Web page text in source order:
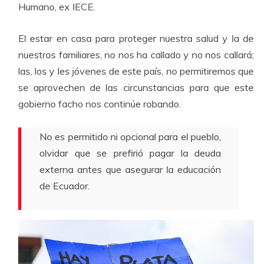
Humano, ex IECE.
El estar en casa para proteger nuestra salud y la de
nuestros familiares, no nos ha callado y no nos callará;
las, los y les jóvenes de este país, no permitiremos que
se aprovechen de las circunstancias para que este
gobierno facho nos continúe robando.
No es permitido ni opcional para el pueblo,
olvidar que se prefirió pagar la deuda
externa antes que asegurar la educación
de Ecuador.